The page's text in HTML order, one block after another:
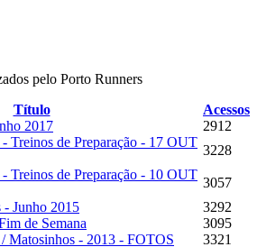
pelo Porto Runners
Título
Acessos
2017
2912
Treinos de Preparação - 17 OUT
3228
Treinos de Preparação - 10 OUT
3057
- Junho 2015
3292
de Semana
3095
Matosinhos - 2013 - FOTOS
3321